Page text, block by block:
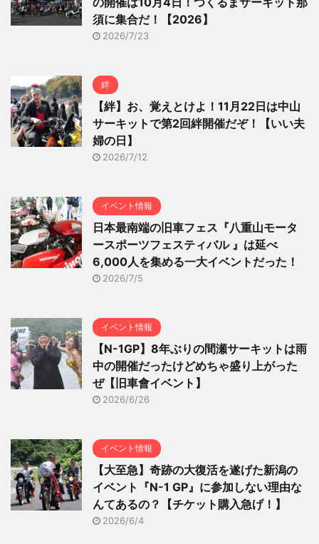
須に集合だ！【2026】
2026/7/23
絆
【絆】お、覚えとけよ！11月22日は中山
サーキットで第2回絆開催だぞ！【いい夫
婦の日】
2026/7/12
イベント情報
日本最南端の旧車フェス『八重山モータ
ースポーツフェスティバル 』は延べ
6,000人を集める一大イベントだった！
2026/7/5
イベント情報
【N-1GP】8年ぶりの間瀬サーキットは雨
中の開催だったけどめちゃ盛り上がった
ぜ【旧車會イベント】
2026/6/26
イベント情報
【大至急】奇跡の大復活を遂げた新潟の
イベント『N-1 GP』に参加しない理由な
んてあるの？【チケット購入急げ！】
2026/6/4